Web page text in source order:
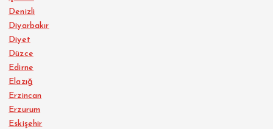
Denizli
Diyarbakır
Diyet
Düzce
Edirne
Elazığ
Erzincan
Erzurum
Eskişehir